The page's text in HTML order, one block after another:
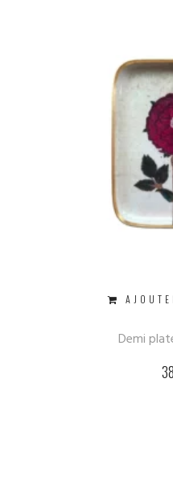
Demi